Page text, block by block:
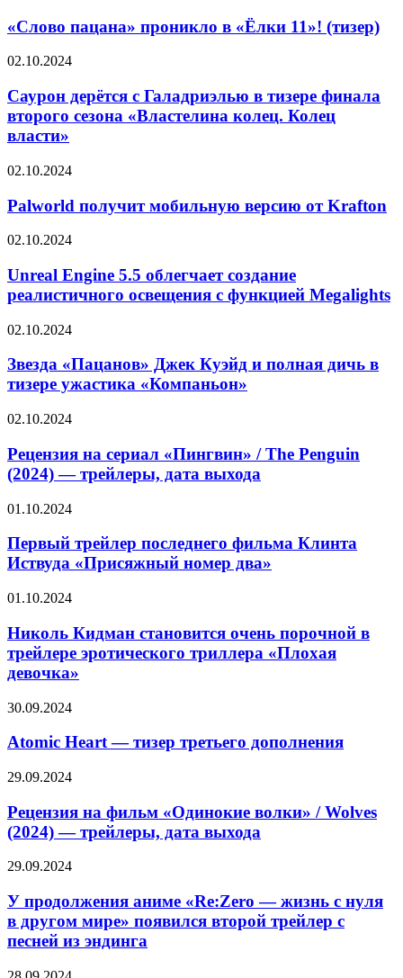
проникло
в
«Ёлки
(тизер)
«Слово пацана» проникло в «Ёлки 11»! (тизер)
Саурон
с
Галадриэлью
в
тизере
второго
«Властелина
Колец
02.10.2024
Саурон дерётся с Галадриэлью в тизере финала
второго сезона «Властелина колец. Колец
власти»
Palworld
мобильную
версию
от
02.10.2024
Palworld получит мобильную версию от Krafton
Unreal
5.5
облегчает
создание
освещения
функцией
Megalights
02.10.2024
Unreal Engine 5.5 облегчает создание
реалистичного освещения с функцией Megalights
Звезда
Джек
Куэйд
и
дичь
тизере
ужастика
02.10.2024
Звезда «Пацанов» Джек Куэйд и полная дичь в
тизере ужастика «Компаньон»
Рецензия
сериал
«Пингвин»
/
Penguin
—
трейлеры,
выхода
02.10.2024
Рецензия на сериал «Пингвин» / The Penguin
(2024) — трейлеры, дата выхода
Первый
последнего
фильма
Клинта
«Присяжный
два»
01.10.2024
Первый трейлер последнего фильма Клинта
Иствуда «Присяжный номер два»
Николь
становится
очень
порочной
в
эротического
«Плохая
01.10.2024
Николь Кидман становится очень порочной в
трейлере эротического триллера «Плохая
девочка»
Atomic
—
третьего
30.09.2024
Atomic Heart — тизер третьего дополнения
Рецензия
фильм
«Одинокие
волки»
Wolves
—
трейлеры,
дата
29.09.2024
Рецензия на фильм «Одинокие волки» / Wolves
(2024) — трейлеры, дата выхода
У
аниме
«Re:Zero
—
жизнь
29.09.2024
У продолжения аниме «Re:Zero — жизнь с нуля
в другом мире» появился второй трейлер с
песней из эндинга
Рецензия